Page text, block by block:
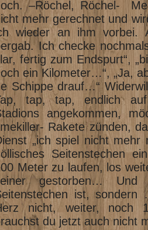
–Röchel, Röchel-
mehr gerechnet und
wieder an ihm
Ich checke
fertig zum Endspurt“,
ein Kilometer…“, „Ja,
Schippe drauf…“
tap, tap, endlich
angekommen,
Rakete zünden,
„ich spiel nicht mehr
Seitenstechen
Meter zu laufen, los
gestorben…
ist,
nicht, weiter, noch
du jetzt auch nicht